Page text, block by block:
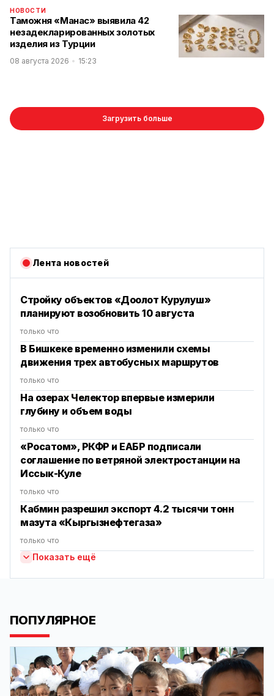
НОВОСТИ
Таможня «Манас» выявила 42
незадекларированных золотых
изделия из Турции
08 августа 2026 15:23
Загрузить больше
Лента новостей
Стройку объектов «Доолот Курулуш»
планируют возобновить 10 августа
только что
В Бишкеке временно изменили схемы
движения трех автобусных маршрутов
только что
На озерах Челектор впервые измерили
глубину и объем воды
только что
«Росатом», РКФР и ЕАБР подписали
соглашение по ветряной электростанции на
Иссык-Куле
только что
Кабмин разрешил экспорт 4.2 тысячи тонн
мазута «Кыргызнефтегаза»
только что
Показать ещё
ПОПУЛЯРНОЕ